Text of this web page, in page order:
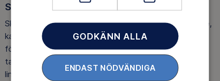
Skogsmulle - piggaste 60-åringen
Skogsmulle är Friluftsfrämjandets mest kända varumärke,
kanske mer känt än själva organisationen. Långt innan
försurning, klimatförändringar och Parisavtal var på
tapeten blev den lille mysige figuren i vit näverhatt och
lingonfärgad orrfjäder en miljökämpe som fram till idag
GODKÄNN ALLA
ENDAST NÖDVÄNDIGA